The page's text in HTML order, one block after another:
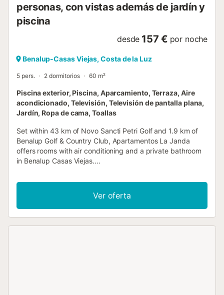
personas, con vistas además de jardín y
piscina
desde 157 € por noche
Benalup-Casas Viejas, Costa de la Luz
5 pers. 2 dormitorios 60 m²
Piscina exterior, Piscina, Aparcamiento, Terraza, Aire
acondicionado, Televisión, Televisión de pantalla plana,
Jardín, Ropa de cama, Toallas
Set within 43 km of Novo Sancti Petri Golf and 1.9 km of
Benalup Golf & Country Club, Apartamentos La Janda
offers rooms with air conditioning and a private bathroom
in Benalup Casas Viejas....
Ver oferta